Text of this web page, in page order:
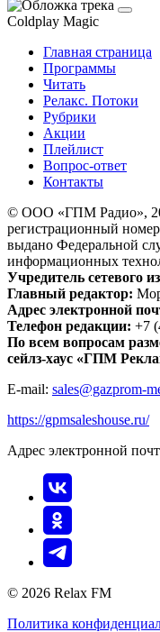
Coldplay Magic
Главная страница
Программы
Читать
Релакс. Потоки
Рубрики
Акции
Плейлист
Вопрос-ответ
Контакты
© ООО «ГПМ Радио»,
регистрационный
выдано Федеральной
информационных
Учредитель сетевого
Главный редактор:
Адрес электронной
Телефон редакции: +7
По всем вопросам
сейлз-хаус «ГПМ
E-mail: sales@gazprom-
https://gpmsaleshouse.ru/
Адрес электронной
© 2026 Relax FM
Политика